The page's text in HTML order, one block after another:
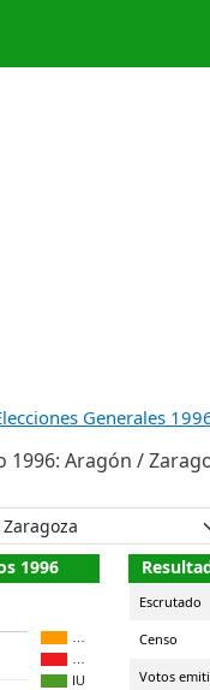
Generales
1996: Aragón /
1996
IU
Escrutado
Censo
Votos